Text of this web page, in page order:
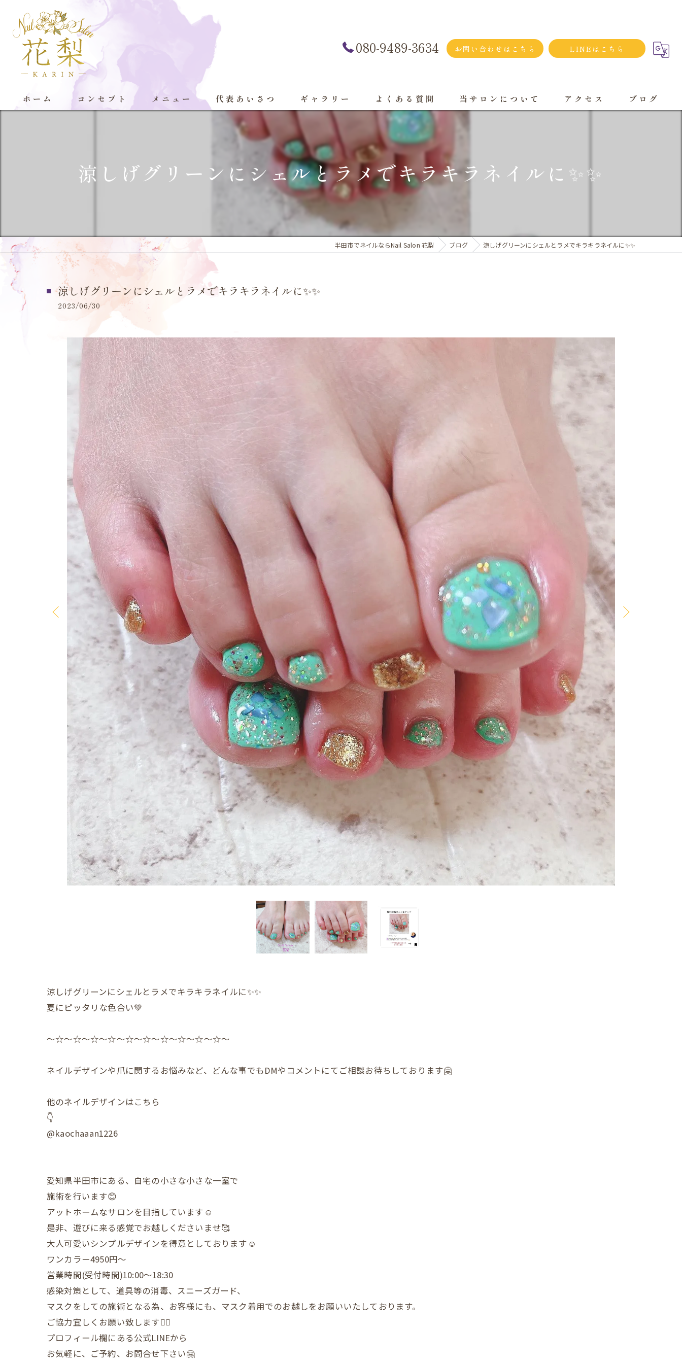
080-9489-3634 お問い合わせはこちら LINEはこちら
ホーム コンセプト メニュー 代表あいさつ ギャラリー よくある質問 当サロンについて
プライベートサロン
アクセス ブログ
涼しげグリーンにシェルとラメでキラキラネイルに✨️✨
半田市でネイルならNail Salon 花梨 ブログ 涼しげグリーンにシェルとラメでキラキラネイルに✨️✨
涼しげグリーンにシェルとラメでキラキラネイルに✨️✨
2023/06/30
涼しげグリーンにシェルとラメでキラキラネイルに✨️✨
夏にピッタリな色合い💚
〜☆〜☆〜☆〜☆〜☆〜☆〜☆〜☆〜☆〜☆〜
ネイルデザインや爪に関するお悩みなど、どんな事でもDMやコメントにてご相談お待ちしております🤗
他のネイルデザインはこちら
👇
@kaochaaan1226
愛知県半田市にある、自宅の小さな小さな一室で
施術を行います😊
アットホームなサロンを目指しています☺️
是非、遊びに来る感覚でお越しくださいませ🥰
大人可愛いシンプルデザインを得意としております☺️
ワンカラー4950円〜
営業時間(受付時間)10:00〜18:30
感染対策として、道具等の消毒、スニーズガード、
マスクをしての施術となる為、お客様にも、マスク着用でのお越しをお願いいたしております。
ご協力宜しくお願い致します🙇‍♀️
プロフィール欄にある公式LINEから
お気軽に、ご予約、お問合せ下さい🤗